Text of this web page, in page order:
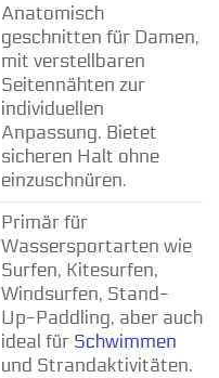
Anatomisch
geschnitten für Damen,
mit verstellbaren
Seitennähten zur
individuellen
Anpassung. Bietet
sicheren Halt ohne
einzuschnüren.
Primär für
Wassersportarten wie
Surfen, Kitesurfen,
Windsurfen, Stand-
Up-Paddling, aber auch
ideal für Schwimmen
und Strandaktivitäten.